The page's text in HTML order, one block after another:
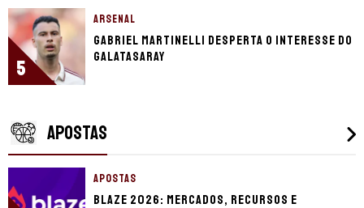
5
ARSENAL
Gabriel Martinelli desperta o interesse do
Galatasaray
APOSTAS
APOSTAS
Blaze 2026: mercados, recursos e